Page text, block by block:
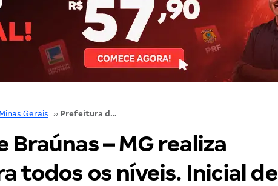
Minas Gerais ›› Prefeitura de Braúnas – MG realiza concurso para todos os níveis. Inicial de até R$ 13 mil!
– MG realiza
todos os níveis. Inicial de